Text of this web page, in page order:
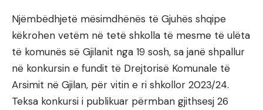
Njëmbëdhjetë mësimdhënës të Gjuhës shqipe
këkrohen vetëm në tetë shkolla të mesme të ulëta
të komunës së Gjilanit nga 19 sosh, sa janë shpallur
në konkursin e fundit të Drejtorisë Komunale të
Arsimit në Gjilan, për vitin e ri shkollor 2023/24.
Teksa konkursi i publikuar përmban gjithsesj 26